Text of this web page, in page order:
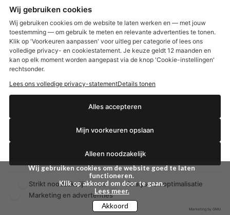
€ 4,99
Mustela Mama Nursing
BEKIJKEN
ZOMER DEALS 1+1 GRATIS ZOMER DEALS 1+1 GRATIS
Wij gebruiken cookies om de website goed te laten
functioneren.
Klik op akkoord om door te gaan.
Lees meer.
Akkoord
Wij gebruiken cookies
Wij gebruiken cookies om de website te laten werken en — met jouw
toestemming — om gebruik te meten en relevante advertenties te tonen.
Klik op 'Voorkeuren aanpassen' voor uitleg per categorie of lees ons
volledige privacy- en cookiestatement. Je keuze geldt 12 maanden en
kan op elk moment worden aangepast via de knop 'Cookie-instellingen'
rechtsonder.
Lees ons volledige privacy-statementDetails tonen
Alles accepteren
Mijn voorkeuren opslaan
Alleen noodzakelijk
Strikt noodzakelijk(altijd)
Analyse en optimalisatie
Marketing en advertenties
Marketing by GMU
€2,50 korting?
Ja, ik wil korting